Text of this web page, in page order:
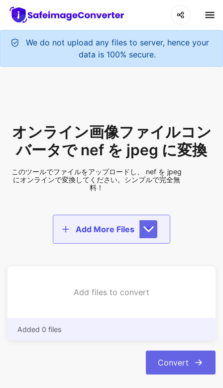
We do not upload any files to server, hence your
data is 100% secure.
このツールでファイルをアップロードし、 nef を jpeg
にオンラインで変換してください。シンプルで完全無
料！
Add More Files